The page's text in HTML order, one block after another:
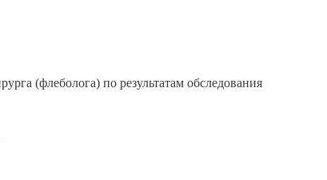
(флеболога) по результатам обследования